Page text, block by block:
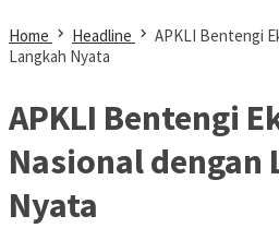
Home Headline
APKLI Bentengi
Langkah Nyata
APKLI Bentengi
Nasional dengan
Nyata